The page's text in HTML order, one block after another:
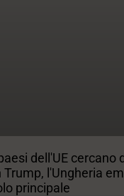
dell'UE cercano
Trump, l'Ungheria
principale